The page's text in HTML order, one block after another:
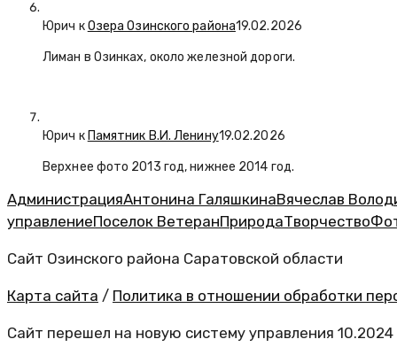
Юрич кОзера Озинского района19.02.2026
Лиман в Озинках, около железной дороги.
Юрич кПамятник В.И. Ленину19.02.2026
Верхнее фото 2013 год, нижнее 2014 год.
АдминистрацияАнтонина ГаляшкинаВячеслав
управлениеПоселок ВетеранПриродаТворчество
Сайт Озинского района Саратовской области
Карта сайта / Политика в отношении обработки
Сайт перешел на новую систему управления 10.2024